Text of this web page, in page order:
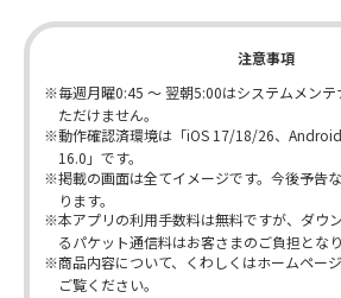
以下はシステムメンテナン
につき、お申し込みいただ
毎月第二土曜日の20：50
一部の祝日（毎年変更あ
振り込みでのお借り入れには、Eメール
です。
取引状況等により、振り込みができな
話でご連絡します。
他行口座あての振り込みの場合、口座
用の金融機関により異なります。あらか
≪その他のご確認方法≫
注意事項
毎週月曜0:45 ～ 翌朝5:00はシステムメン
ただけません。
動作確認済環境は「iOS 17/18/26、
16.0」です。
掲載の画面は全てイメージです。今後予告
ります。
本アプリの利用手数料は無料ですが、ダウ
るパケット通信料はお客さまのご負担となり
商品内容について、くわしくはホームペー
ご覧ください。